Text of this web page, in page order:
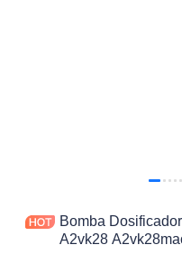
Bomba
A2vk28